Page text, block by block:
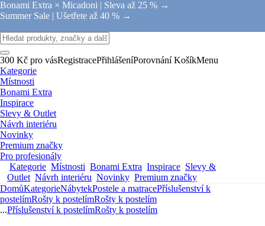
Bonami Extra × Micadoni | Sleva až 25 % →
Summer Sale | Ušetřete až 40 % →
300 Kč pro vásRegistracePřihlášeníPorovnání KošíkMenu
Kategorie
Místnosti
Bonami Extra
Inspirace
Slevy & Outlet
Návrh interiéru
Novinky
Premium značky
Pro profesionály
Kategorie Místnosti Bonami Extra Inspirace Slevy &
Outlet Návrh interiéru Novinky Premium značky
DomůKategorieNábytekPostele a matracePříslušenství k
postelímRošty k postelímRošty k postelím
...Příslušenství k postelímRošty k postelím